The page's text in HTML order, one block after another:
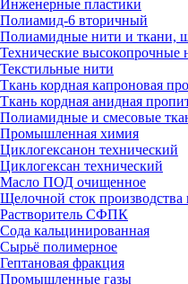
Инженерные пластики
Полиамид-6 вторичный
Полиамидные нити и ткани,
Технические высокопрочные
Текстильные нити
Ткань кордная капроновая
Ткань кордная анидная
Полиамидные и смесовые
Промышленная химия
Циклогексанон технический
Циклогексан технический
Масло ПОД очищенное
Щелочной сток производства
Растворитель СФПК
Сода кальцинированная
Сырьё полимерное
Гептановая фракция
Промышленные газы